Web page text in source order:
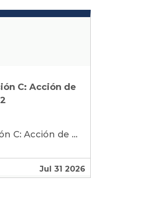
C: Acción de
Consejo de Estado Sección Tercera - Subsección C: Acción de Tutela – Auto Admisorio Radicado 2026-05732
Jul 31 2026